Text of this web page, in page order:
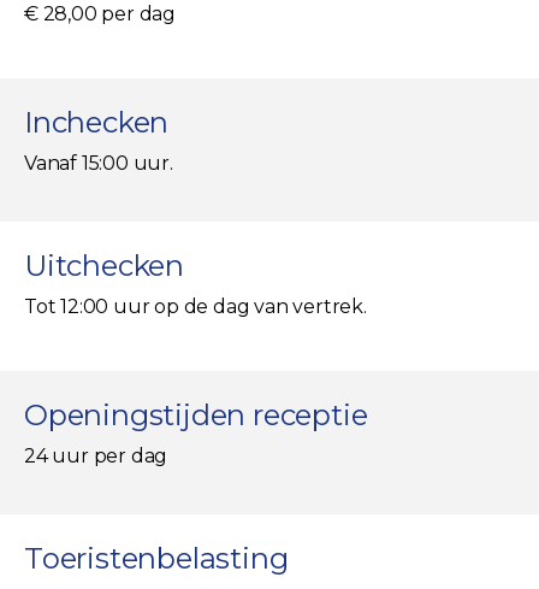
€ 28,00 per dag
Inchecken
Vanaf 15:00 uur.
Uitchecken
Tot 12:00 uur op de dag van vertrek.
Openingstijden receptie
24 uur per dag
Toeristenbelasting